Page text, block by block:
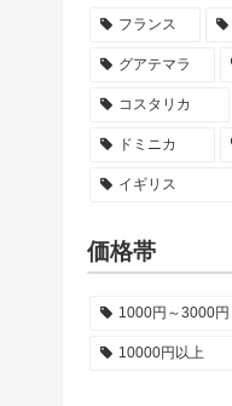
フランス
グアテマラ
コスタリカ
ドミニカ
イギリス
価格帯
1000円～3000円
10000円以上